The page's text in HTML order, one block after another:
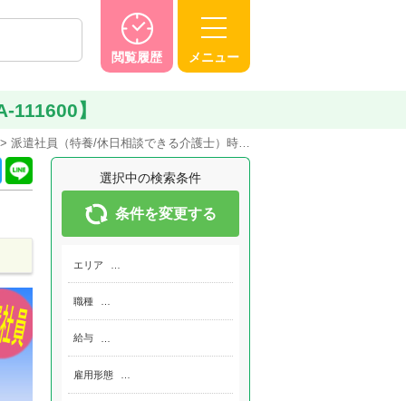
閲覧履歴 メニュー
】
派遣社員（特養/休日相談できる介護士）時…
選択中の検索条件
条件を変更する
エリア
職種
給与
雇用形態